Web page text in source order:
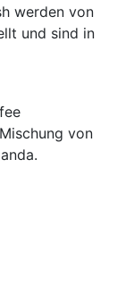
werden von
und sind in
von